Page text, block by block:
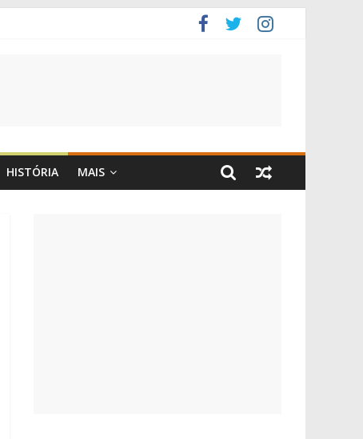
HISTÓRIA MAIS